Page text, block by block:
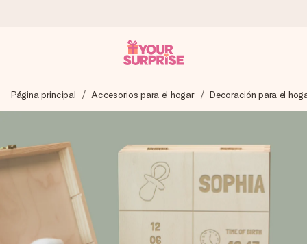
Preparamos tu regalo con cuidado y lo enviamos al vuelo,
para que lo entregues en el momento perfecto, cuando más
4,5 (basado en +15.000 opiniones)
Nuestros regalos inspiran. Los clientes nos dan un 4,5 en
Google Reviews.
Página principal Accesorios para el hogar Decoración para el